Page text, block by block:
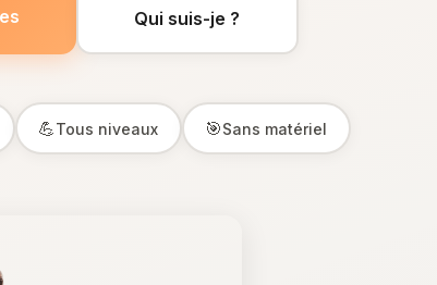
Qui suis-je ?
💪Tous niveaux 🎯Sans matériel